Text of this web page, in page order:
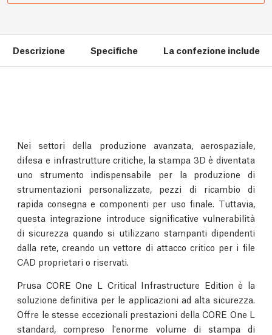
Descrizione Specifiche La confezione include
Nei settori della produzione avanzata, aerospaziale,
difesa e infrastrutture critiche, la stampa 3D è diventata
uno strumento indispensabile per la produzione di
strumentazioni personalizzate, pezzi di ricambio di
rapida consegna e componenti per uso finale. Tuttavia,
questa integrazione introduce significative vulnerabilità
di sicurezza quando si utilizzano stampanti dipendenti
dalla rete, creando un vettore di attacco critico per i file
CAD proprietari o riservati.
Prusa CORE One L Critical Infrastructure Edition è la
soluzione definitiva per le applicazioni ad alta sicurezza.
Offre le stesse eccezionali prestazioni della CORE One L
standard, compreso l'enorme volume di stampa di